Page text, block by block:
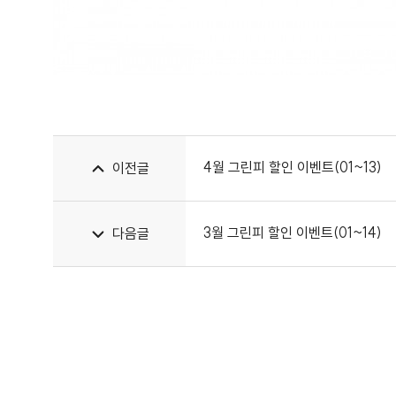
이전글 4월 그린피 할인 이벤트(01~13)
다음글 3월 그린피 할인 이벤트(01~14)